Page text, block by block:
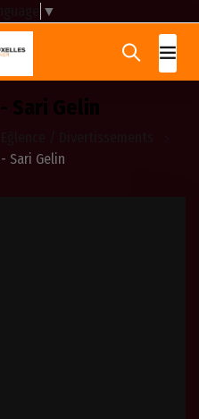
▼
Sari Gelin
Sari Gelin